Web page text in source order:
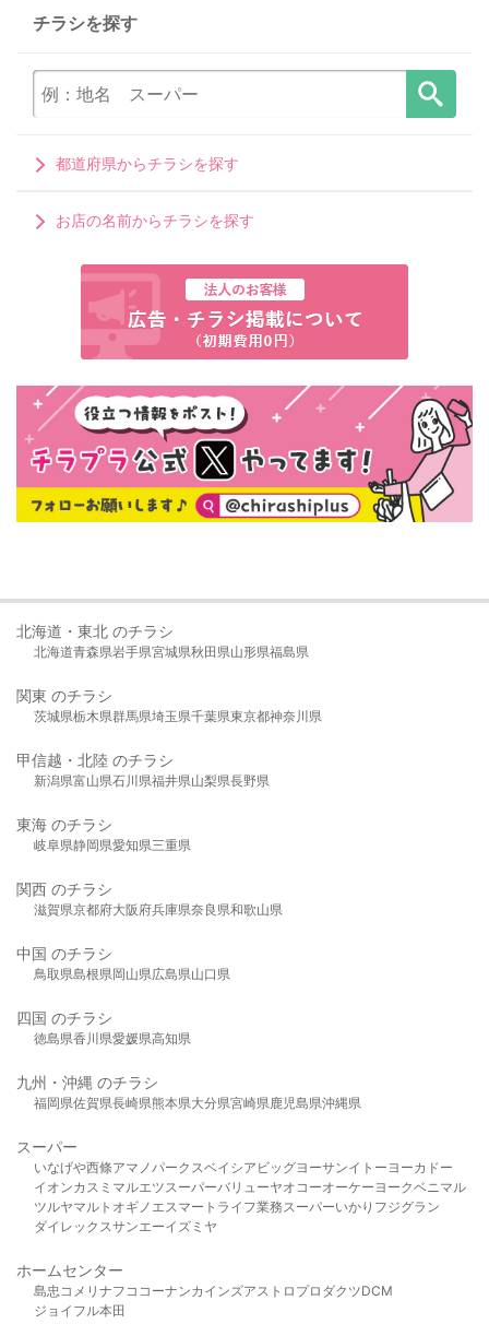
チラシを探す
都道府県からチラシを探す
お店の名前からチラシを探す
北海道・東北 のチラシ
北海道青森県岩手県宮城県秋田県山形県福島県
関東 のチラシ
茨城県栃木県群馬県埼玉県千葉県東京都神奈川県
甲信越・北陸 のチラシ
新潟県富山県石川県福井県山梨県長野県
東海 のチラシ
岐阜県静岡県愛知県三重県
関西 のチラシ
滋賀県京都府大阪府兵庫県奈良県和歌山県
中国 のチラシ
鳥取県島根県岡山県広島県山口県
四国 のチラシ
徳島県香川県愛媛県高知県
九州・沖縄 のチラシ
福岡県佐賀県長崎県熊本県大分県宮崎県鹿児島県沖縄県
スーパー
いなげや西條アマノパークスベイシア ビッグヨーサンイトーヨーカドー
イオンカスミ マルエツスーパーバリューヤオコーオーケー ヨークベニマル
ツルヤマルト オギノ エスマート ライフ業務スーパーいかり フジグラン
ダイレックスサンエーイズミヤ
ホームセンター
島忠 コメリ ナフコ コーナンカインズアストロプロダクツDCM
ジョイフル本田